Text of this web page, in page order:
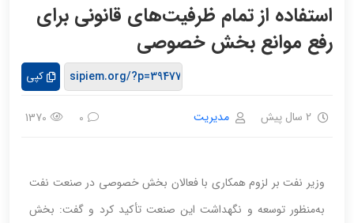
استفاده از تمام ظرفیت‌های قانونی برای
رفع موانع بخش خصوصی
کپی
2 سال پیش مدیریت 0
1370
وزیر نفت بر لزوم همکاری با فعالان بخش خصوصی در صنعت نفت
به‌منظور توسعه و نگهداشت این صنعت تأکید کرد و گفت: بخش